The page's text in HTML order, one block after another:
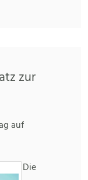
zur
auf
Die